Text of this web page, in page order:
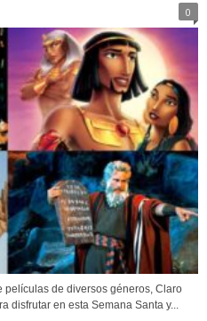
0
películas de diversos géneros, Claro
disfrutar en esta Semana Santa y...